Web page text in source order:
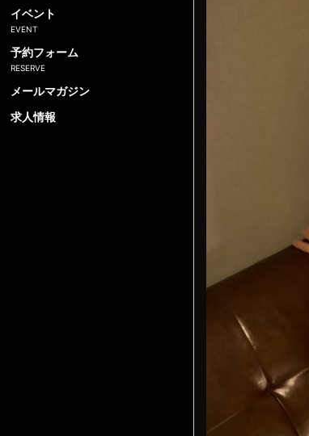
イベント
予約フォーム
メールマガジン
求人情報